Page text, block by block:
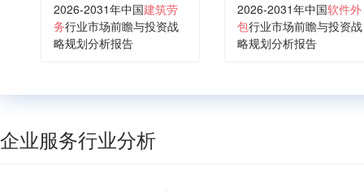
2026-2031年中国建筑劳
务行业市场前瞻与投资战
略规划分析报告
2026-2031年中国软件外
包行业市场前瞻与投资战
略规划分析报告
企业服务行业分析